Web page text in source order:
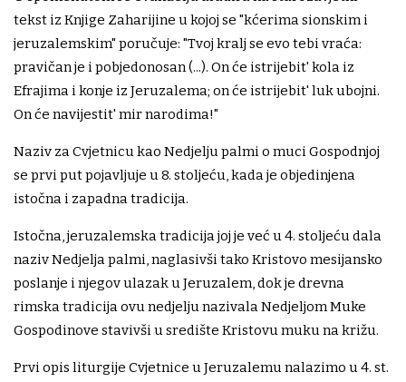
tekst iz Knjige Zaharijine u kojoj se "kćerima sionskim i
jeruzalemskim" poručuje: "Tvoj kralj se evo tebi vraća:
pravičan je i pobjedonosan (...). On će istrijebit' kola iz
Efrajima i konje iz Jeruzalema; on će istrijebit' luk ubojni.
On će navijestit' mir narodima!"
Naziv za Cvjetnicu kao Nedjelju palmi o muci Gospodnjoj
se prvi put pojavljuje u 8. stoljeću, kada je objedinjena
istočna i zapadna tradicija.
Istočna, jeruzalemska tradicija joj je već u 4. stoljeću dala
naziv Nedjelja palmi, naglasivši tako Kristovo mesijansko
poslanje i njegov ulazak u Jeruzalem, dok je drevna
rimska tradicija ovu nedjelju nazivala Nedjeljom Muke
Gospodinove stavivši u središte Kristovu muku na križu.
Prvi opis liturgije Cvjetnice u Jeruzalemu nalazimo u 4. st.